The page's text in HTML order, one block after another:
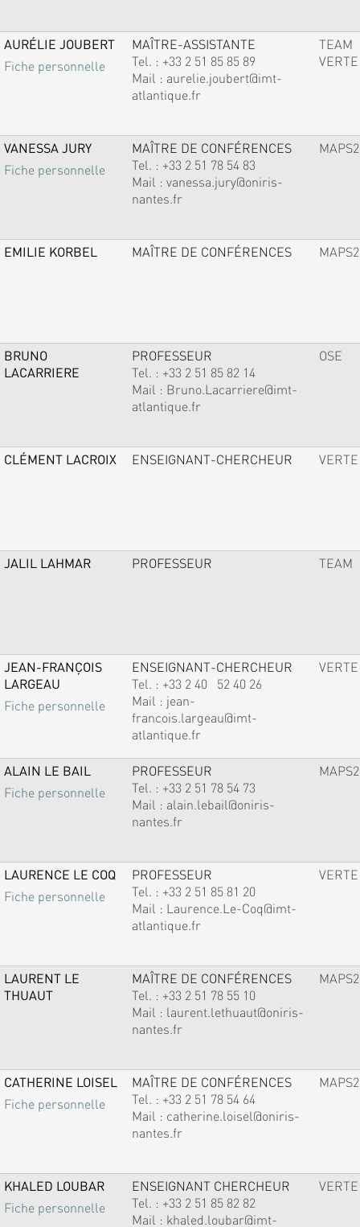
AURÉLIE JOUBERT
Fiche personnelle
MAÎTRE-ASSISTANTE
Tel. : +33 2 51 85 85 89
Mail : aurelie.joubert@imt-
atlantique.fr
TEAM
VERTE
VANESSA JURY
Fiche personnelle
MAÎTRE DE CONFÉRENCES
Tel. : +33 2 51 78 54 83
Mail : vanessa.jury@oniris-
nantes.fr
MAPS2
EMILIE KORBEL MAÎTRE DE CONFÉRENCES MAPS2
BRUNO
LACARRIERE
PROFESSEUR
Tel. : +33 2 51 85 82 14
Mail : Bruno.Lacarriere@imt-
atlantique.fr
OSE
CLÉMENT LACROIX ENSEIGNANT-CHERCHEUR VERTE
JALIL LAHMAR PROFESSEUR TEAM
JEAN-FRANÇOIS
LARGEAU
Fiche personnelle
ENSEIGNANT-CHERCHEUR
Tel. : +33 2 40 52 40 26
Mail : jean-
francois.largeau@imt-
atlantique.fr
VERTE
ALAIN LE BAIL
Fiche personnelle
PROFESSEUR
Tel. : +33 2 51 78 54 73
Mail : alain.lebail@oniris-
nantes.fr
MAPS2
LAURENCE LE COQ
Fiche personnelle
PROFESSEUR
Tel. : +33 2 51 85 81 20
Mail : Laurence.Le-Coq@imt-
atlantique.fr
VERTE
LAURENT LE
THUAUT
MAÎTRE DE CONFÉRENCES
Tel. : +33 2 51 78 55 10
Mail : laurent.lethuaut@oniris-
nantes.fr
MAPS2
CATHERINE LOISEL
Fiche personnelle
MAÎTRE DE CONFÉRENCES
Tel. : +33 2 51 78 54 64
Mail : catherine.loisel@oniris-
nantes.fr
MAPS2
KHALED LOUBAR
Fiche personnelle
ENSEIGNANT CHERCHEUR
Tel. : +33 2 51 85 82 82
Mail : khaled.loubar@imt-
VERTE